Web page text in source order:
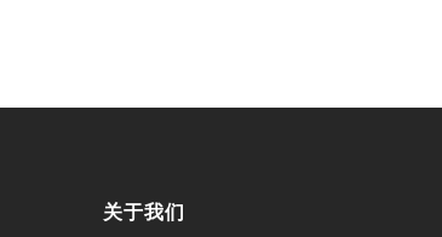
关于我们